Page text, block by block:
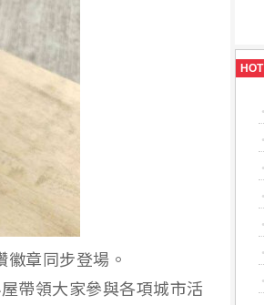
HOT
章同步登場。
帶領大家參與各項城市活